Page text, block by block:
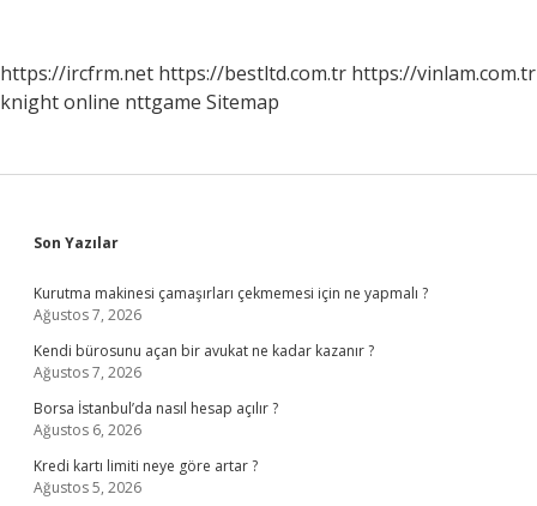
https://ircfrm.net https://bestltd.com.tr https://vinlam.com.tr
knight online nttgame Sitemap
Sidebar
Son Yazılar
Kurutma makinesi çamaşırları çekmemesi için ne yapmalı ?
Ağustos 7, 2026
Kendi bürosunu açan bir avukat ne kadar kazanır ?
Ağustos 7, 2026
Borsa İstanbul’da nasıl hesap açılır ?
Ağustos 6, 2026
Kredi kartı limiti neye göre artar ?
Ağustos 5, 2026